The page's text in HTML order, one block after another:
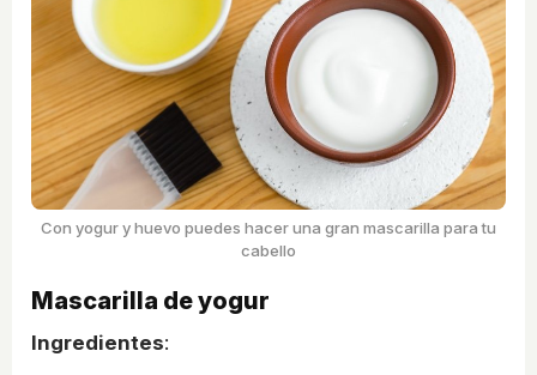
Con yogur y huevo puedes hacer una gran mascarilla para tu
cabello
Mascarilla de yogur
Ingredientes: